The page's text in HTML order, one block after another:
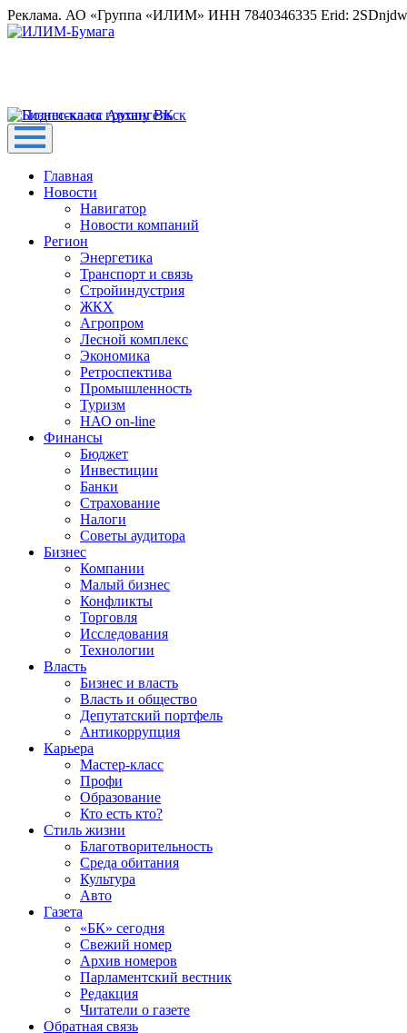
Реклама. АО «Группа «ИЛИМ» ИНН 7840346335 Erid:
Главная
Новости
Навигатор
Новости компаний
Регион
Энергетика
Транспорт и связь
Стройиндустрия
ЖКХ
Агропром
Лесной комплекс
Экономика
Ретроспектива
Промышленность
Туризм
НАО on-line
Финансы
Бюджет
Инвестиции
Банки
Страхование
Налоги
Советы аудитора
Бизнес
Компании
Малый бизнес
Конфликты
Торговля
Исследования
Технологии
Власть
Бизнес и власть
Власть и общество
Депутатский портфель
Антикоррупция
Карьера
Мастер-класс
Профи
Образование
Кто есть кто?
Стиль жизни
Благотворительность
Среда обитания
Культура
Авто
Газета
«БК» сегодня
Свежий номер
Архив номеров
Парламентский вестник
Редакция
Читатели о газете
Обратная связь